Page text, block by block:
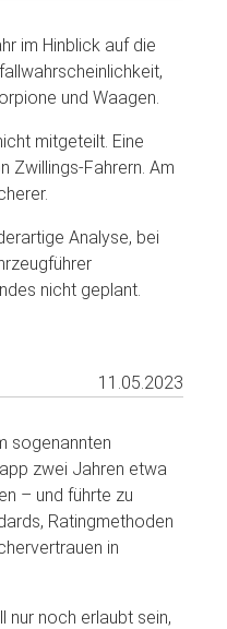
im Hinblick auf die
und Waagen.
mitgeteilt. Eine
Zwillings-Fahrern. Am
Analyse, bei
nicht geplant.
11.05.2023
sogenannten
zwei Jahren etwa
– und führte zu
Ratingmethoden
in
nur noch erlaubt sein,